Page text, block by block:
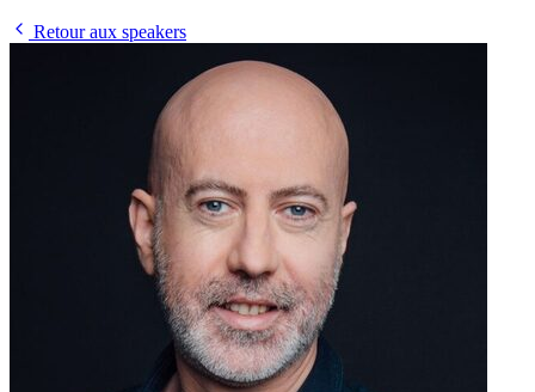
Retour aux speakers